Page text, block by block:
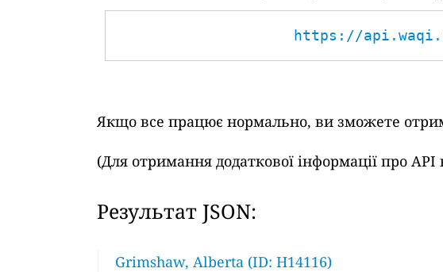
https://
Якщо все працює нормально, ви зможете
(Для отримання додаткової інформації про API
Результат JSON:
Grimshaw, Alberta (ID: H14116)